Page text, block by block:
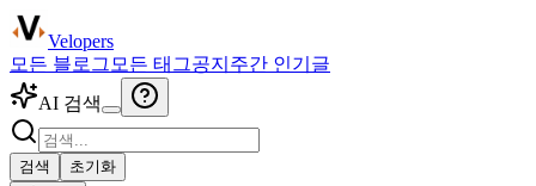
Velopers
모든 블로그 모든 태그공지 주간 인기글
AI 검색
검색 초기화